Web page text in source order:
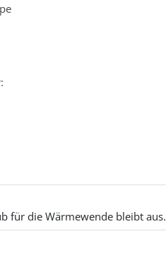
für die Wärmewende bleibt aus.